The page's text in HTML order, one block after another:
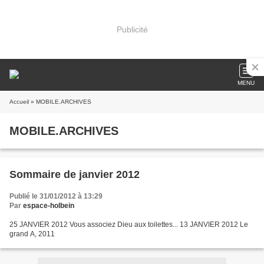
Publicité
MENU
Accueil » MOBILE.ARCHIVES
MOBILE.ARCHIVES
Sommaire de janvier 2012
Publié le 31/01/2012 à 13:29
Par espace-holbein
25 JANVIER 2012 Vous associez Dieu aux toilettes... 13 JANVIER 2012 Le
grand A, 2011